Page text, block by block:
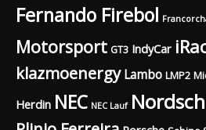
Fernando Firebol
Motorsport GT3 IndyCar
klazmoenergy Lambo LMP2
Herdin NEC NEC Lauf